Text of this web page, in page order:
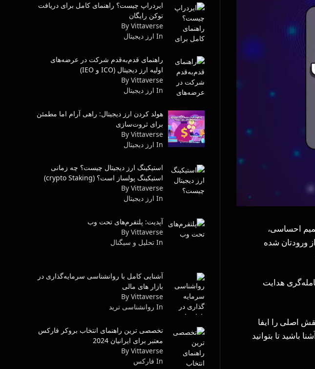
احساسی،
ورودتان شده
هدایت
اصلی را ایفا
باشید تا بتوانید
ایردراپ چیست؟ راهنمای کامل برای دریافت
توکن رایگان
By Vittaverse
In ارز دیجیتال
راهنمای قدم‌به‌قدم شرکت در عرضه‌های
اولیه ارز دیجیتال (ICO و IEO)
By Vittaverse
In ارز دیجیتال
هولد کردن ارز دیجیتال: راهی آرام اما مطمئن
برای ثروت‌سازی
By Vittaverse
In ارز دیجیتال
استیکینگ ارز دیجیتال چیست؟ چه زمانی
استیکینگ پولساز است؟ (crypto Staking)
By Vittaverse
In ارز دیجیتال
آپدیت: پلتفرم‌های تحت وب
By Vittaverse
In تحلیل و سیگنال
آشنایی کامل با روانشناسی سرمایه‌گذاری در
بازار های مالی
By Vittaverse
In روانشناسى ترید
تخصصی ترین راهنمای انتخاب بروکر فارکس
معتبر برای ایرانیان 2024
By Vittaverse
In فاركس